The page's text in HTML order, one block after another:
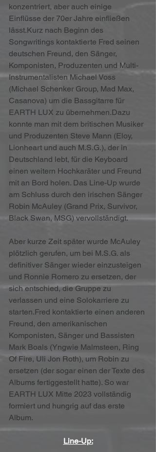
konzentriert, aber auch einige
Einflüsse der 70er Jahre einfließen
lässt.Kurz nach Beginn des
Songwritings kontaktierte Fred seinen
deutschen Freund, den Sänger,
Komponisten, Produzenten und Multi-
Instrumentalisten Michael Voss
(Michael Schenker Group, Mad Max,
Casanova) um die Bassgitarre für
EARTH LUX zu übernehmen.Dazu
konnte man mit dem britischen Musiker
und Produzenten Steve Mann (Eloy,
Lionheart und auch M.S.G.), der in
Deutschland lebt, für die Keyboard
einen weitern Hochkaräter und Freund
mit an Bord holen. Das Line-Up wurde
am Schluss durch den irischen Sänger
Robin McAuley (Grand Prix, Survivor,
Black Swan, MSG) vervollständigt.
Aber kurze Zeit später wurde McAuley
plötzlich gerufen, um bei M.S.G. als
definitiver Sänger wieder einzusteigen
und Ronnie Romero zu ersetzen, der
sich entschied, die Gruppe zu
verlassen und eine Solokarriere zu
starten.Fred kontaktierte einen anderen
Freund, den amerikanischen
Komponisten, Sänger und Bassisten
Mark Boals (Yngwie Malmsteen, Ring
Of Fire, Uli Jon Roth), um Robin zu
ersetzen (der sogar einen der Texte des
Albums fertiggestellt hatte). So war
EARTH LUX Mitte 2023 vollständig
formiert und hungrig auf das erste
Album.
Line-Up: